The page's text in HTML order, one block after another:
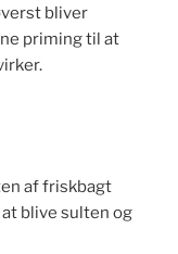
bliver
priming til at
af friskbagt
blive sulten og